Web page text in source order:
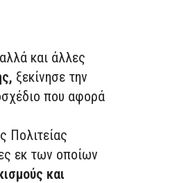
και άλλες
ξεκίνησε την
που αφορά
Πολιτείας
εκ των οποίων
και